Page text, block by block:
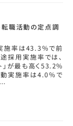
職活動の定点調
施率は43.3％で前
採用実施率では、
」が最も高く53.2%
実施率は4.0％で